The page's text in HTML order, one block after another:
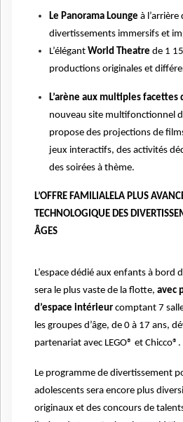
Le Panorama Lounge à
divertissements immersifs et
L’élégant World Theatre de 1
productions originales et
L’arène aux multiples facettes
nouveau site multifonctionnel
propose des projections de
jeux interactifs, des activités
des soirées à thème.
L’OFFRE FAMILIALELA PLUS
TECHNOLOGIQUE DES
ÂGES
L’espace dédié aux enfants à bord
sera le plus vaste de la flotte, avec
d’espace intérieur comptant 7
les groupes d’âge, de 0 à 17 ans,
partenariat avec LEGO® et Chicco®.
Le programme de divertissement
adolescents sera encore plus
originaux et des concours de